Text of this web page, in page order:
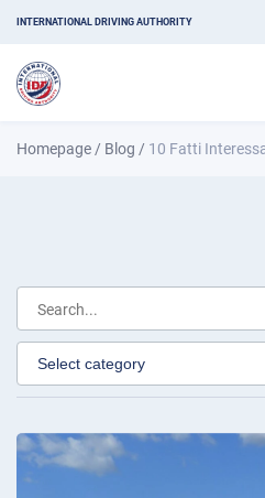
INTERNATIONAL DRIVING AUTHORITY
Homepage / Blog / 10 Fatti